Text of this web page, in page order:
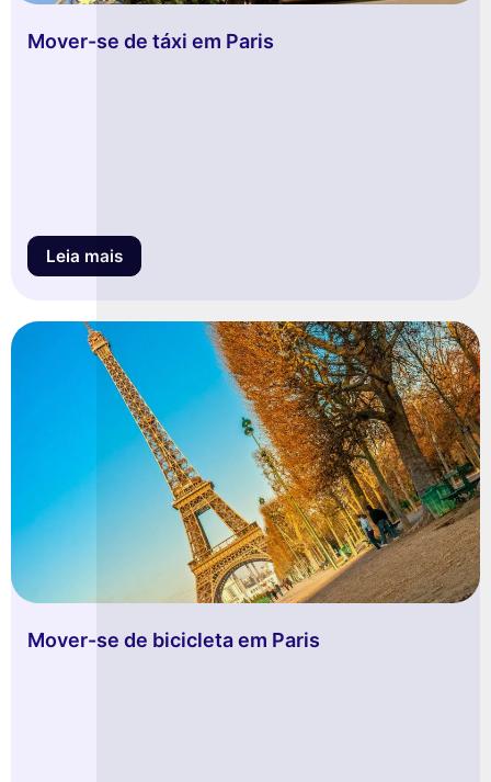
Mover-se de táxi em Paris
Leia mais
Mover-se de bicicleta em Paris